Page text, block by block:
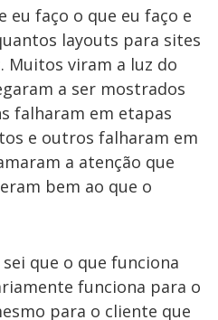
eu faço o que eu faço e
layouts para sites
Muitos viram a luz do
a ser mostrados
falharam em etapas
e outros falharam em
a atenção que
bem ao que o
que o que funciona
funciona para o
para o cliente que